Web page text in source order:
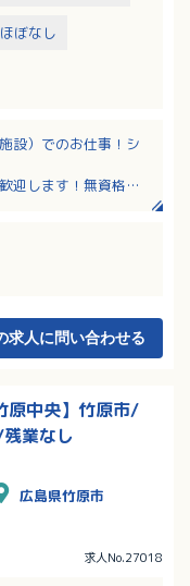
ぼなし
設）でのお仕事！シ
迎します！無資格の
り！
日、賞与3.8ヶ月分の
求人に問い合わせる
原中央】竹原市/
業なし
広島県竹原市
求人No.27018